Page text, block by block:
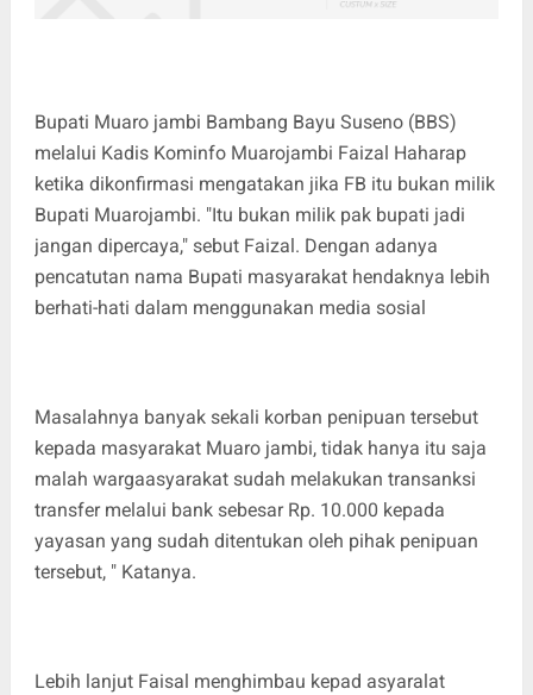
Bupati Muaro jambi Bambang Bayu Suseno (BBS)
melalui Kadis Kominfo Muarojambi Faizal Haharap
ketika dikonfirmasi mengatakan jika FB itu bukan milik
Bupati Muarojambi. "Itu bukan milik pak bupati jadi
jangan dipercaya," sebut Faizal. Dengan adanya
pencatutan nama Bupati masyarakat hendaknya lebih
berhati-hati dalam menggunakan media sosial
Masalahnya banyak sekali korban penipuan tersebut
kepada masyarakat Muaro jambi, tidak hanya itu saja
malah wargaasyarakat sudah melakukan transanksi
transfer melalui bank sebesar Rp. 10.000 kepada
yayasan yang sudah ditentukan oleh pihak penipuan
tersebut, " Katanya.
Lebih lanjut Faisal menghimbau kepad asyaralat